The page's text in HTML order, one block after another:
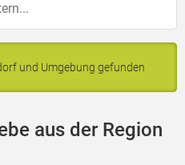
und Umgebung gefunden
aus der Region